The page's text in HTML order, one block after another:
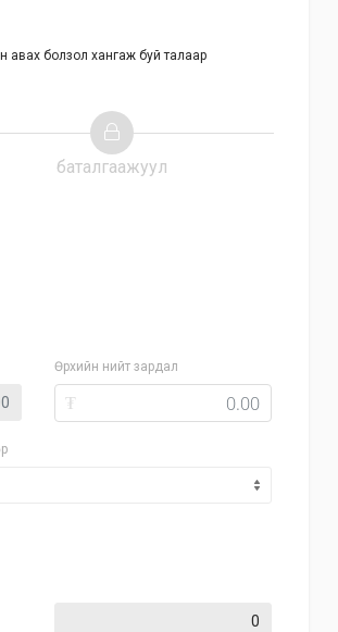
авах болзол хангаж буй талаар
баталгаажуул
Өрхийн нийт зардал
₮